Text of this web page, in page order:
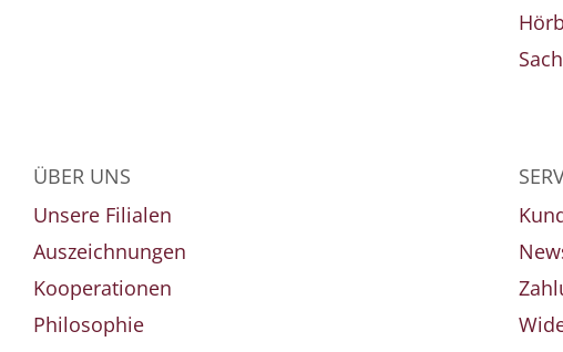
ÜBER UNS
Unsere Filialen
Auszeichnungen
Kooperationen
Philosophie